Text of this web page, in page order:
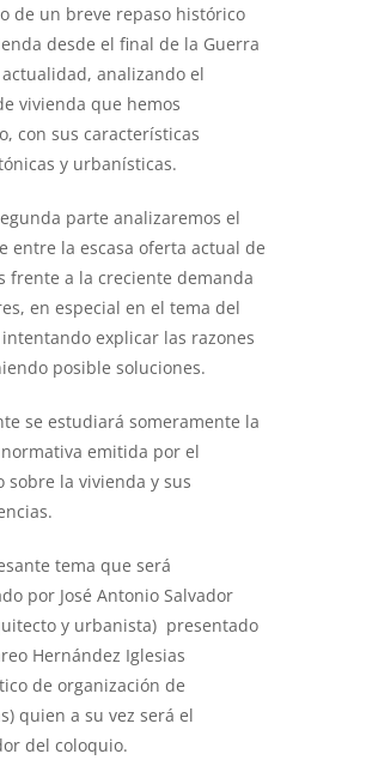
de un breve repaso histórico
desde el final de la Guerra
analizando el
vivienda que hemos
con sus características
y urbanísticas.
parte analizaremos el
entre la escasa oferta actual de
frente a la creciente demanda
en especial en el tema del
explicar las razones
posible soluciones.
se estudiará someramente la
emitida por el
sobre la vivienda y sus
tema que será
por José Antonio Salvador
y urbanista) presentado
Hernández Iglesias
de organización de
quien a su vez será el
del coloquio.